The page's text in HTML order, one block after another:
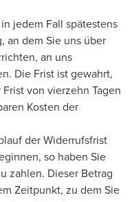
jedem Fall spätestens
an dem Sie uns über
an uns
Die Frist ist gewahrt,
von vierzehn Tagen
Kosten der
der Widerrufsfrist
so haben Sie
zahlen. Dieser Betrag
Zeitpunkt, zu dem Sie